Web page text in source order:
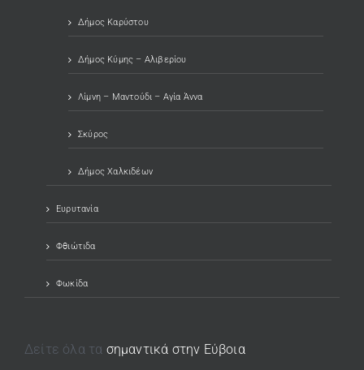
Δήμος Καρύστου
Δήμος Κύμης – Αλιβερίου
Λίμνη – Μαντούδι – Αγία Άννα
Σκύρος
Δήμος Χαλκιδέων
Ευρυτανία
Φθιώτιδα
Φωκίδα
Δείτε όλα τα σημαντικά στην Εύβοια